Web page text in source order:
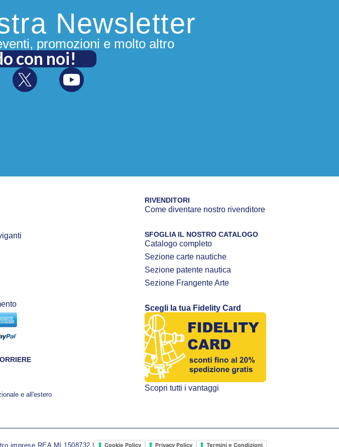
Newsletter
promozioni e molto altro
con noi!
e all'estero
RIVENDITORI
Come diventare nostro rivenditore
SFOGLIA IL NOSTRO CATALOGO
Catalogo completo
Sezione carte nautiche
Sezione patente nautica
Sezione Frangente Arte
Scegli la tua Fidelity Card
Scopri tutti i vantaggi
imprese REA MI 1508732 | Cookie Policy Privacy Policy Termini e Condizioni